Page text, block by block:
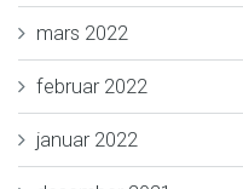
mars 2022
februar 2022
januar 2022